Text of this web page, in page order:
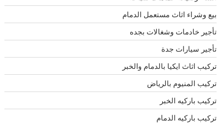
بيع وشراء اثاث مستعمل الدمام
تأجير خادمات وشغالات بجده
تأجير سيارات جدة
تركيب اثاث ايكيا بالدمام والخبر
تركيب المنيوم بالرياض
تركيب باركيه الخبر
تركيب باركيه الدمام